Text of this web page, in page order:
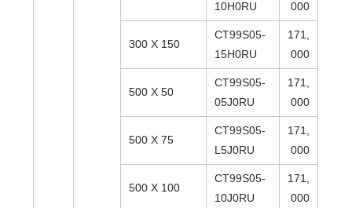
10H0RU
000
300 X 150
CT99S05-
15H0RU
171,
000
500 X 50
CT99S05-
05J0RU
171,
000
500 X 75
CT99S05-
L5J0RU
171,
000
500 X 100
CT99S05-
10J0RU
171,
000